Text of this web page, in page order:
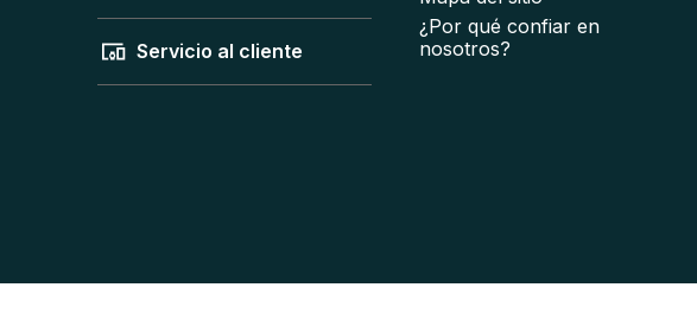
Servicio al cliente
¿Por qué confiar en
nosotros?